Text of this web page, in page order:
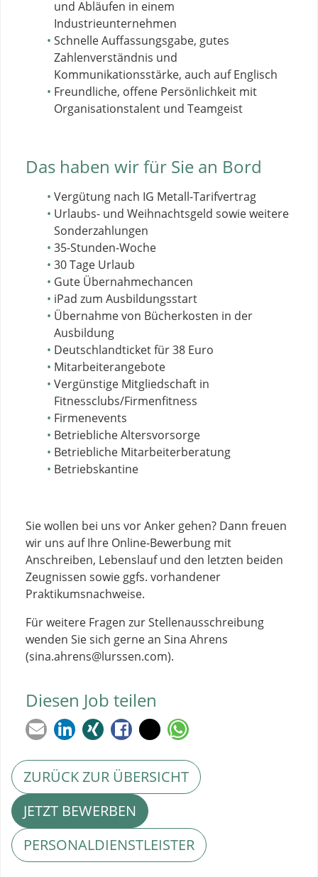
und Abläufen in einem
Industrieunternehmen
Schnelle Auffassungsgabe, gutes
Zahlenverständnis und
Kommunikationsstärke, auch auf Englisch
Freundliche, offene Persönlichkeit mit
Organisationstalent und Teamgeist
Das haben wir für Sie an Bord
Vergütung nach IG Metall-Tarifvertrag
Urlaubs- und Weihnachtsgeld sowie weitere
Sonderzahlungen
35-Stunden-Woche
30 Tage Urlaub
Gute Übernahmechancen
iPad zum Ausbildungsstart
Übernahme von Bücherkosten in der
Ausbildung
Deutschlandticket für 38 Euro
Mitarbeiterangebote
Vergünstige Mitgliedschaft in
Fitnessclubs/Firmenfitness
Firmenevents
Betriebliche Altersvorsorge
Betriebliche Mitarbeiterberatung
Betriebskantine
Sie wollen bei uns vor Anker gehen? Dann freuen
wir uns auf Ihre Online-Bewerbung mit
Anschreiben, Lebenslauf und den letzten beiden
Zeugnissen sowie ggfs. vorhandener
Praktikumsnachweise.
Für weitere Fragen zur Stellenausschreibung
wenden Sie sich gerne an Sina Ahrens
(sina.ahrens@lurssen.com).
Diesen Job teilen
ZURÜCK ZUR ÜBERSICHT
JETZT BEWERBEN
PERSONALDIENSTLEISTER